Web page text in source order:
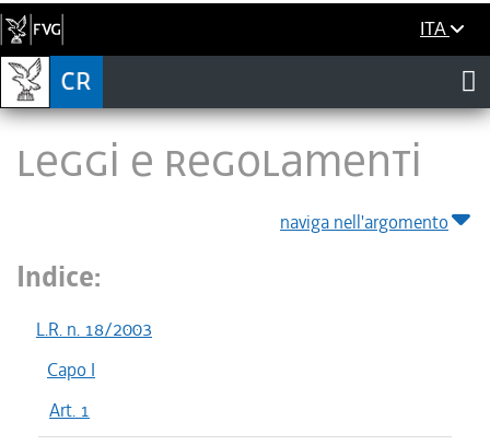
ITA
LEGGI E REGOLAMENTI
naviga nell'argomento
Indice:
L.R. n. 18/2003
Capo I
Art. 1